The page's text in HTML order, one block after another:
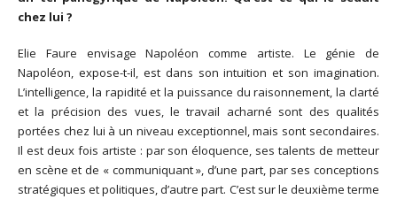
chez lui ?
Elie Faure envisage Napoléon comme artiste. Le génie de
Napoléon, expose-t-il, est dans son intuition et son imagination.
L’intelligence, la rapidité et la puissance du raisonnement, la clarté
et la précision des vues, le travail acharné sont des qualités
portées chez lui à un niveau exceptionnel, mais sont secondaires.
Il est deux fois artiste : par son éloquence, ses talents de metteur
en scène et de « communiquant », d’une part, par ses conceptions
stratégiques et politiques, d’autre part. C’est sur le deuxième terme